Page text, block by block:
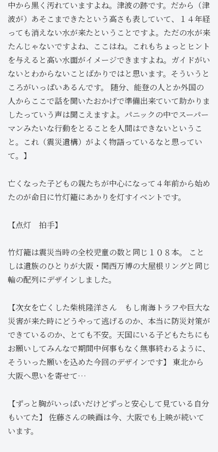
中から黒く汚れていますよね。津波の跡です。だから（津
波が）あそこまできたという高さも表していて、１４年経
っても消えない水が来たということですよ。ただの水が来
たんじゃないですよね、ここはね。これもちょっとヒント
を与えると高い水面がイメージできますよね。ガイドがい
ないとわからないことばかりではと思います。そういうと
ころがいっぱいあるんです。 随分、能登の人とか外国の
人からここで話を聞いたおかげで準備出来ていて助かりま
したっていう声は聞こえますよ。パニックの中でスーパー
マンみたいな行動をとることを人間はできないというこ
と。これ（震災遺構）がよく物語っているなと思ってい
て。】
亡くなった子どもの親たちが中心になって４年前から始め
たのが命日に竹灯籠にあかりを灯すイベントです。
【点灯 拍手】
竹灯籠は震災当時の全校児童の数と同じ１０８本。 こと
しは遺族のひとりが大阪・関西万博の大屋根リングと同じ
輪の配列にデザインしました。
【次女を亡くした柴桃隆洋さん もし南海トラフや巨大な
災害が来た時にどうやって逃げるのか、本当に防災対策が
できているのか、とても不安。天国にいる子どもたちにも
お願いしてみんなで期間中何事もなく無事終わるように、
そういった願いを込めた今回のデザインです】 東北から
大阪へ思いを寄せて…
【ずっと胸がいっぱいだけどずっと安心して見ている自分
もいてた】 佐藤さんの映画は今、大阪でも上映が続いて
います。